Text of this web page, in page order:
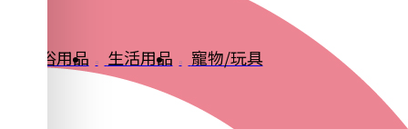
衛浴用品 生活用品 寵物/玩具